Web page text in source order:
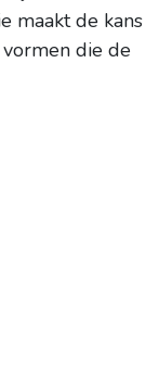
maakt de kans
die de